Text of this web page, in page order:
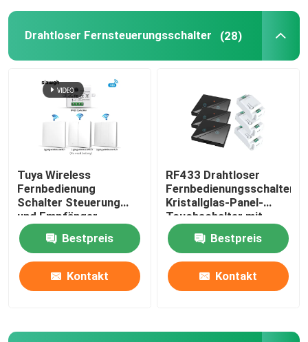
Drahtloser Fernsteuerungsschalter (28)
Tuya Wireless
Fernbedienung
Schalter Steuerung
und Empfänger
Übereinstimmung mit
Tuya Modul
Unterstützung Google
Alexa Sprachsteuerung
Bestpreis
Kontakt
RF433 Drahtloser
Fernbedienungsschalter
Kristallglas-Panel-
Touchschalter mit
10A-Schalter
Bestpreis
Kontakt